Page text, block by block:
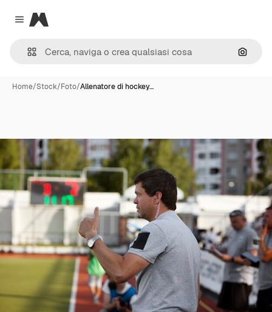
Close menu
Magnific
Cerca
Home/Stock/Foto/Allenatore di hockey…